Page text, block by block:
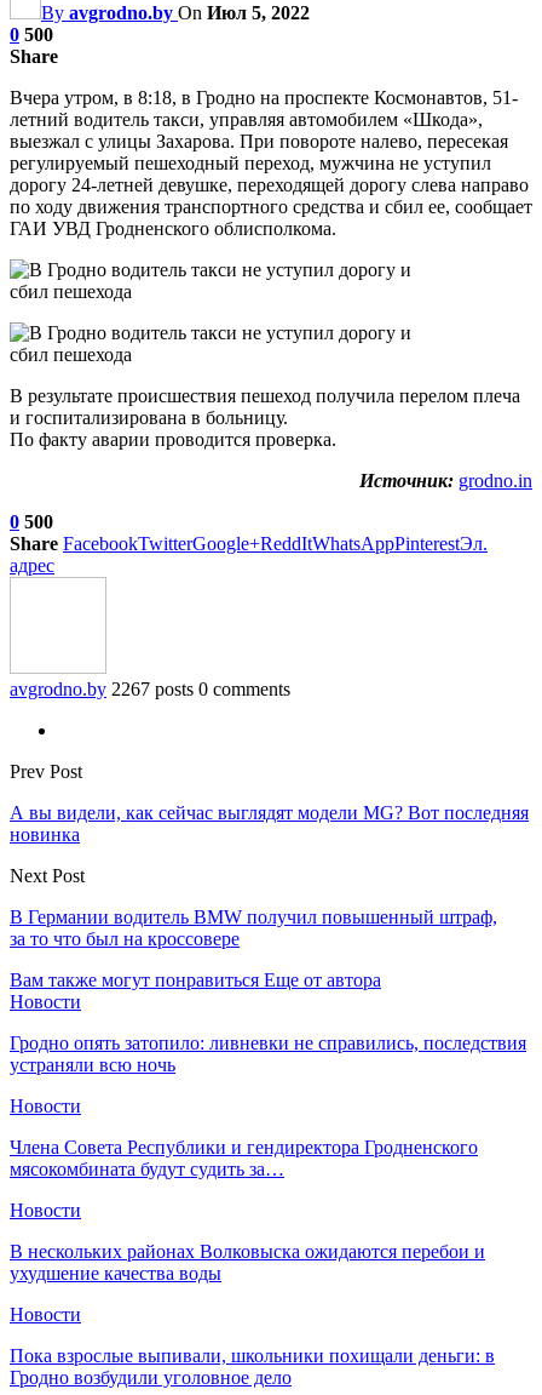
By avgrodno.by On Июл 5, 2022
0 500
Share
Вчера утром, в 8:18, в Гродно на проспекте Космонавтов, 51-
летний водитель такси, управляя автомобилем «Шкода»,
выезжал с улицы Захарова. При повороте налево, пересекая
регулируемый пешеходный переход, мужчина не уступил
дорогу 24-летней девушке, переходящей дорогу слева направо
по ходу движения транспортного средства и сбил ее, сообщает
ГАИ УВД Гродненского облисполкома.
В результате происшествия пешеход получила перелом плеча
и госпитализирована в больницу.
По факту аварии проводится проверка.
Источник: grodno.in
0 500
Share FacebookTwitterGoogle+ReddItWhatsAppPinterestЭл.
адрес
avgrodno.by 2267 posts 0 comments
Prev Post
А вы видели, как сейчас выглядят модели MG? Вот последняя
новинка
Next Post
В Германии водитель BMW получил повышенный штраф,
за то что был на кроссовере
Вам также могут понравиться Еще от автора
Новости
Гродно опять затопило: ливневки не справились, последствия
устраняли всю ночь
Новости
Члена Совета Республики и гендиректора Гродненского
мясокомбината будут судить за…
Новости
В нескольких районах Волковыска ожидаются перебои и
ухудшение качества воды
Новости
Пока взрослые выпивали, школьники похищали деньги: в
Гродно возбудили уголовное дело